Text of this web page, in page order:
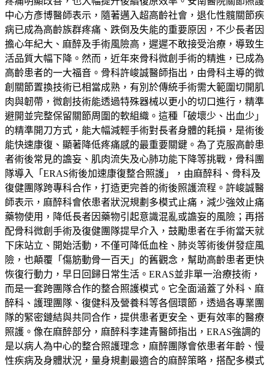
中心方彥博醫師表示，隨著邁入超高齡社會，退化性髖關節疾
病已成為高齡族群疼痛、跌倒及失能的重要原因，不少長者因
擔心年紀大、麻醉及手術風險高，遲遲不敢接受治療，導致生
活品質大幅下降。然而，近年來骨科微創手術的精進，已成為
高齡患者的一大福音。骨科許峻誠醫師指出，由骨科主導的微
創關節置換技術已相當成熟，有別於傳統手術需大範圍切開肌
肉與韌帶，微創技術能透過特殊器械以更小的切口進行，精準
避開並完整保留關節周圍的軟組織。這種「破壞少、出血少」
的精準開刀方式，能大幅減輕手術對長者身體的耗損，是術後
能快速康復、顯著降低疼痛感的最重要關鍵。為了克服高齡患
者術後常見的譫妄、肌肉流失及心肺功能下降等挑戰，骨科團
隊導入「ERAS術後加速康復整合照護」，由麻醉科、骨科及
復健團隊跨專科合作，打造更完善的術後照護流程。許峻誠醫
師表示，麻醉科會依患者狀況規劃多模式止痛，減少強效止痛
藥物使用，降低長者因藥物引起意識混亂或譫妄的風險；再搭
配骨科微創手術及復健團隊提早介入，鼓勵患者在手術當天就
下床站立、開始活動，不僅可降低血栓、肺炎等術後併發症風
險，也顛覆「傷筋動骨一百天」的舊觀念，幫助高齡患者更快
恢復行動力，早日回歸日常生活。ERAS並非單一治療技術，
而是一套跨團隊合作的整合照護模式。它全面涵蓋了外科、麻
醉科、護理團隊、復健科及營養科等各個環節，透過各專業團
隊的緊密鏈結與共同合作，提供患者更安全、更有效率的醫療
照護。像在麻醉部分，麻醉科李建青醫師指出，ERAS強調的
是以病人為中心的整合照護理念，麻醉團隊會依患者年齡、慢
性疾病及身體狀況，量身規劃最適合的麻醉策略，搭配多模式